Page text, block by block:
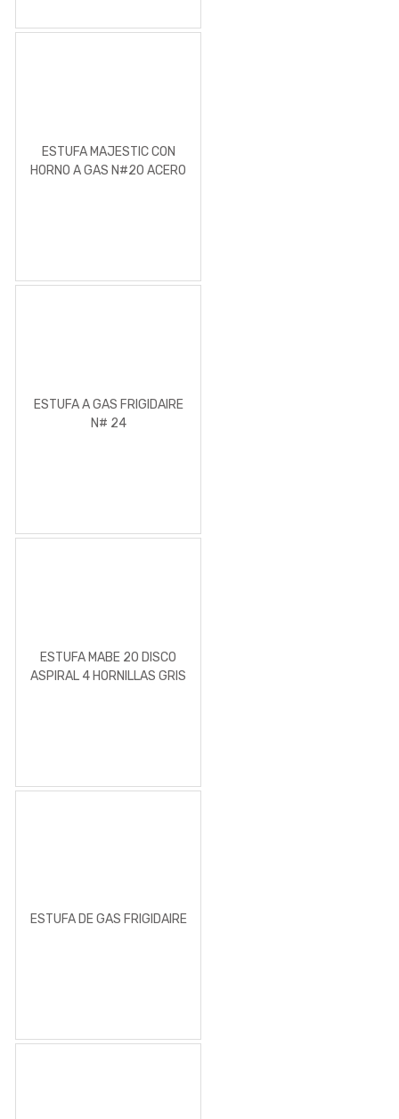
ESTUFA MAJESTIC CON
HORNO A GAS N#20 ACERO
ESTUFA A GAS FRIGIDAIRE
N# 24
ESTUFA MABE 20 DISCO
ASPIRAL 4 HORNILLAS GRIS
ESTUFA DE GAS FRIGIDAIRE